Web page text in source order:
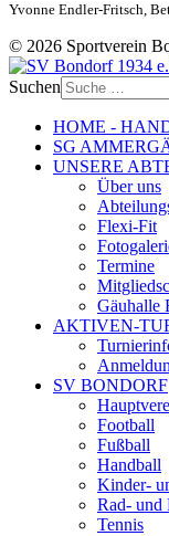
Yvonne Endler-Fritsch,
© 2026 Sportverein
Suchen
HOME -
SG
UNSERE
Über uns
Flexi-Fit
Termine
Gäuhalle
AKTIVEN-
SV BONDORF
Football
Fußball
Handball
Kinder-
Rad- und
Tennis